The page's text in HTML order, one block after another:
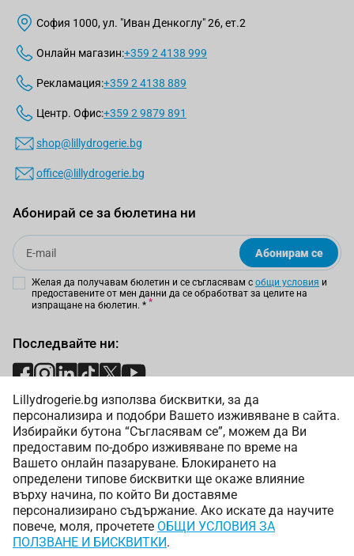
Lillydrogerie.bg използва бисквитки, за да
персонализира и подобри Вашето изживяване в сайта.
Избирайки бутона “Съгласявам се”, можем да Ви
предоставим по-добро изживяване по време на
Вашето онлайн пазаруване. Блокирането на
определени типове бисквитки ще окаже влияние
върху начина, по който Ви доставяме
персонализирано съдържание. Ако искате да научите
повече, моля, прочетете ОБЩИ УСЛОВИЯ ЗА
ПОЛЗВАНЕ И БИСКВИТКИ.
София 1000, ул. "Иван Денкоглу" 26, ет.2
Онлайн магазин:+359 2 4138 999
Рекламация:+359 2 4138 889
Центр. Офис:+359 2 9879 891
shop@lillydrogerie.bg
office@lillydrogerie.bg
Абонирай се за бюлетина ни
Email
Абонирам се
Желая да получавам бюлетин и се съгласявам с общи условия и
предоставените от мен данни да се обработват за целите на
изпращане на бюлетин. *
Последвайте ни:
Начини на плащане:
Начини на доставка: